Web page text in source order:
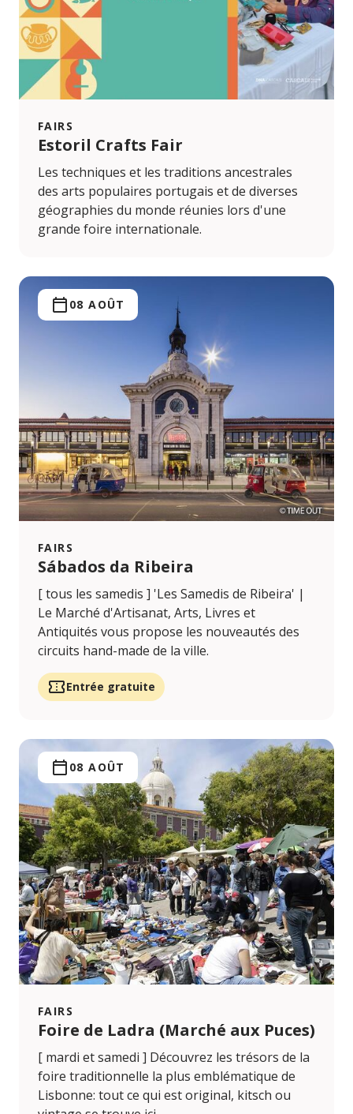
FAIRS
Estoril Crafts Fair
Les techniques et les traditions ancestrales
des arts populaires portugais et de diverses
géographies du monde réunies lors d'une
grande foire internationale.
FAIRS
Sábados da Ribeira
08 AOÛT
[ tous les samedis ] 'Les Samedis de Ribeira' |
Le Marché d'Artisanat, Arts, Livres et
Antiquités vous propose les nouveautés des
circuits hand-made de la ville.
Entrée gratuite
FAIRS
Foire de Ladra (Marché aux Puces)
08 AOÛT
[ mardi et samedi ] Découvrez les trésors de la
foire traditionnelle la plus emblématique de
Lisbonne: tout ce qui est original, kitsch ou